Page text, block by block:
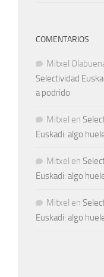
COMENTARIOS
Mitxel
Selectividad
a podrido
Mitxel en
Euskadi: algo
Mitxel en
Euskadi: algo
Mitxel en
Euskadi: algo